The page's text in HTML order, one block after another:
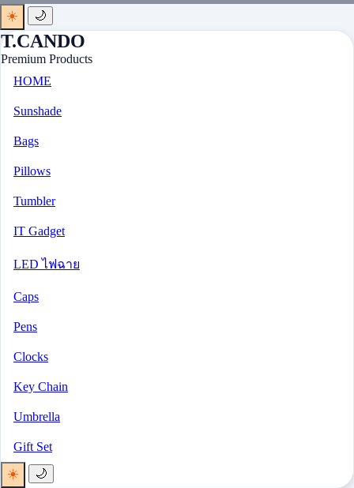
☀️
🌙
T.CANDO
Premium Products
HOME
Sunshade
Bags
Pillows
Tumbler
IT Gadget
LED ไฟฉาย
Caps
Pens
Clocks
Key Chain
Umbrella
Gift Set
☀️
🌙